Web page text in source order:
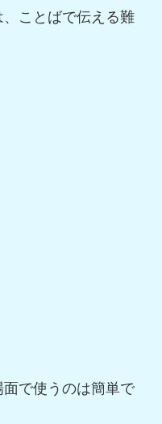
ことばで伝える難
で使うのは簡単で